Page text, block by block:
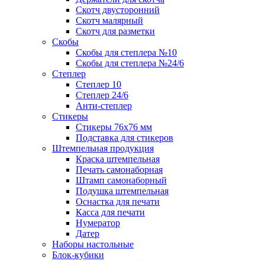
Скотч двусторонний
Скотч малярный
Скотч для разметки
Скобы
Скобы для степлера №10
Скобы для степлера №24/6
Степлер
Степлер 10
Степлер 24/6
Анти-степлер
Стикеры
Стикеры 76x76 мм
Подставка для стикеров
Штемпельная продукция
Краска штемпельная
Печать самонаборная
Штамп самонаборный
Подушка штемпельная
Оснастка для печати
Касса для печати
Нумератор
Датер
Наборы настольные
Блок-кубики